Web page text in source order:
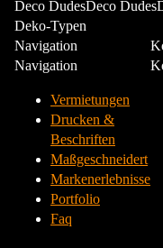
Deco DudesDeco
Deko-Typen
Navigation
Navigation
Vermietungen
Drucken &
Beschriften
Maßgeschneidert
Markenerlebnisse
Portfolio
Faq